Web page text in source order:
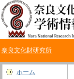
奈良文化財研究所
ホーム